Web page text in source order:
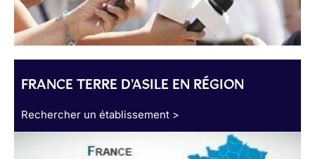
FRANCE TERRE D'ASILE EN RÉGION
Rechercher un établissement >